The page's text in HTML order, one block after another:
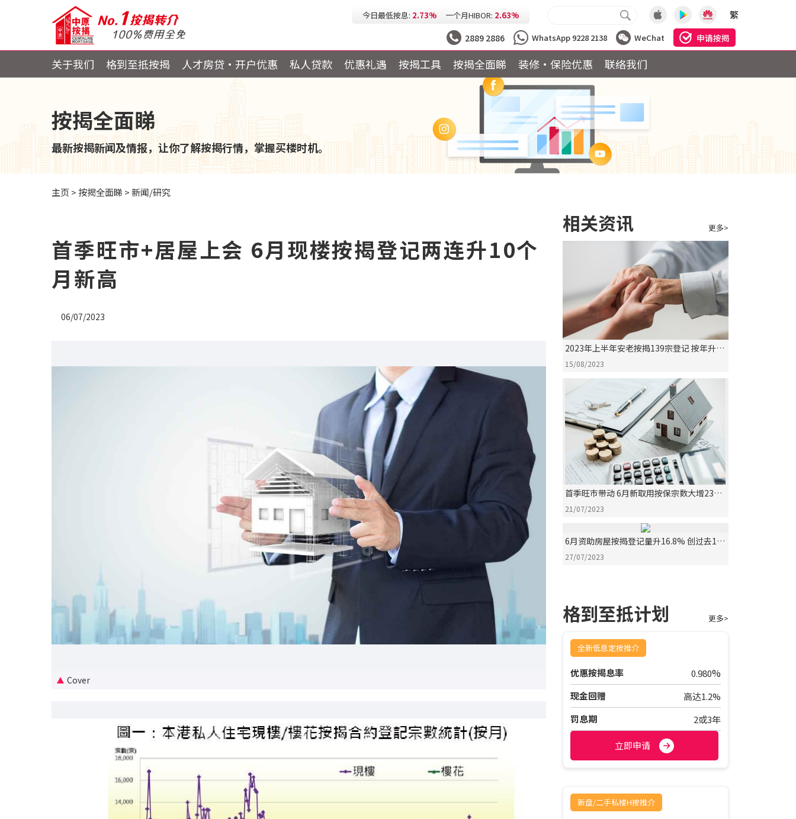
今日最低按息: 2.73% 一个月HIBOR: 2.63%
今日最低H按: 3.25%
繁
2889 2886 WhatsApp 9228 2138 WeChat 申请按揭
关于我们 格到至抵按揭 人才房贷・开户优惠 私人贷款 优惠礼遇 按揭工具 按揭全面睇 装修·保险优惠 联络我们
按揭全面睇
最新按揭新闻及情报，让你了解按揭行情，掌握买楼时机。
主页 >按揭全面睇 >新闻/研究
首季旺市+居屋上会 6月现楼按揭登记两连升10个
月新高
06/07/2023
Cover
相关资讯 更多>
2023年上半年安老按揭139宗登记 按年升
21.9%
15/08/2023
首季旺巿带动 6月新取用按保宗数大增23%
创21个月新高
21/07/2023
6月资助房屋按揭登记量升16.8% 创过去17
个月新高
27/07/2023
格到至抵计划 更多>
全新低息定按推介
优惠按揭息率 0.980%
现金回赠
高达1.2%
罚息期
2或3年
立即申请
新盘/二手私楼H按推介